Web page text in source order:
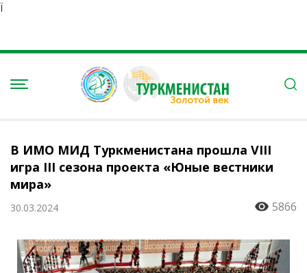
Ï
В ИМО МИД Туркменистана прошла VIII
игра III сезона проекта «Юные вестники
мира»
30.03.2024 5866